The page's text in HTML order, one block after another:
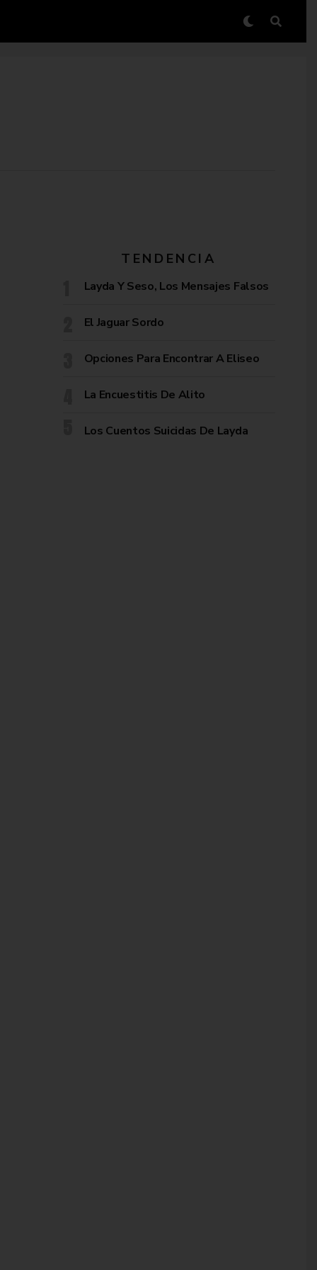
TENDENCIA
Layda Y Seso, Los Mensajes Falsos
El Jaguar Sordo
Opciones Para Encontrar A Eliseo
La Encuestitis De Alito
Los Cuentos Suicidas De Layda